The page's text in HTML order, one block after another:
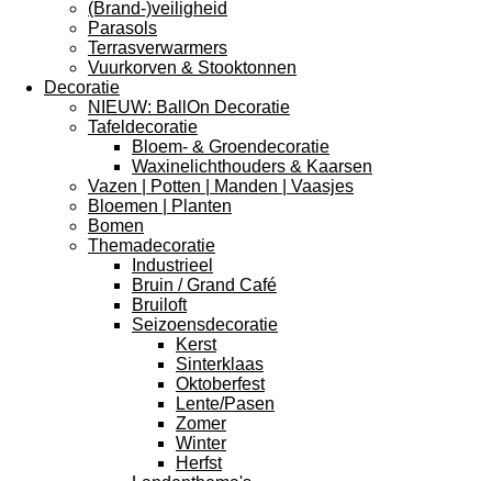
(Brand-)veiligheid
Parasols
Terrasverwarmers
Vuurkorven & Stooktonnen
Decoratie
NIEUW: BallOn Decoratie
Tafeldecoratie
Bloem- & Groendecoratie
Waxinelichthouders & Kaarsen
Vazen | Potten | Manden | Vaasjes
Bloemen | Planten
Bomen
Themadecoratie
Industrieel
Bruin / Grand Café
Bruiloft
Seizoensdecoratie
Kerst
Sinterklaas
Oktoberfest
Lente/Pasen
Zomer
Winter
Herfst